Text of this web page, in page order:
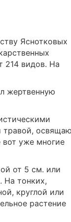
Яснотковых
214 видов. На
жертвенную
травой,
вот уже многие
от 5 см. или
На тонких,
круглой или
растение